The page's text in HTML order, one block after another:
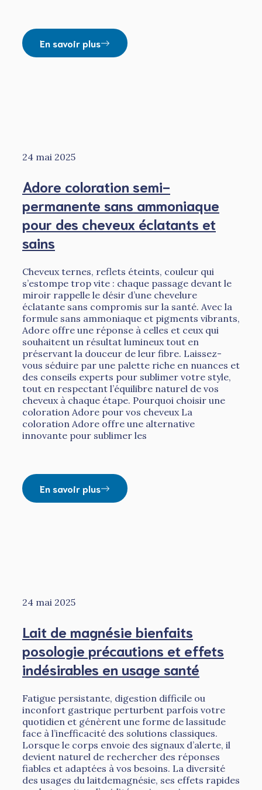
En savoir plus
24 mai 2025
Adore coloration semi-
permanente sans ammoniaque
pour des cheveux éclatants et
sains
Cheveux ternes, reflets éteints, couleur qui
s’estompe trop vite : chaque passage devant le
miroir rappelle le désir d’une chevelure
éclatante sans compromis sur la santé. Avec la
formule sans ammoniaque et pigments vibrants,
Adore offre une réponse à celles et ceux qui
souhaitent un résultat lumineux tout en
préservant la douceur de leur fibre. Laissez-
vous séduire par une palette riche en nuances et
des conseils experts pour sublimer votre style,
tout en respectant l’équilibre naturel de vos
cheveux à chaque étape. Pourquoi choisir une
coloration Adore pour vos cheveux La
coloration Adore offre une alternative
innovante pour sublimer les
En savoir plus
24 mai 2025
Lait de magnésie bienfaits
posologie précautions et effets
indésirables en usage santé
Fatigue persistante, digestion difficile ou
inconfort gastrique perturbent parfois votre
quotidien et génèrent une forme de lassitude
face à l’inefficacité des solutions classiques.
Lorsque le corps envoie des signaux d’alerte, il
devient naturel de rechercher des réponses
fiables et adaptées à vos besoins. La diversité
des usages du laitdemagnésie, ses effets rapides